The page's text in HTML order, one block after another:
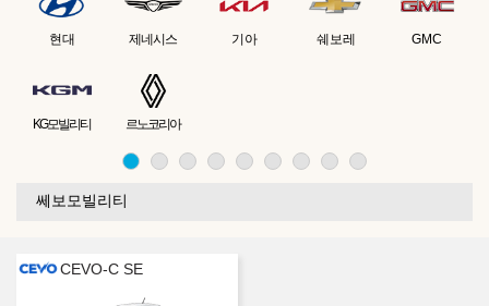
현대 제네시스 기아 쉐보레 GMC
KG모빌리티 르노코리아
쎄보모빌리티
CEVO-C SE